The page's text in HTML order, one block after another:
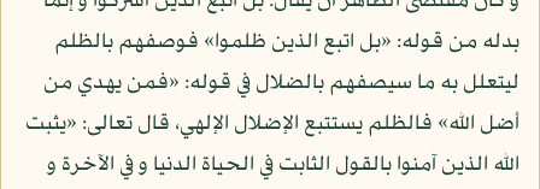
بدله من قوله: «بل اتبع الذين ظلموا» فوصفهم بالظلم
ليتعلل به ما سيصفهم بالضلال في قوله: «فمن يهدي من
أضل الله» فالظلم يستتبع الإضلال الإلهي، قال تعالى: «يثبت
الله الذين آمنوا بالقول الثابت في الحياة الدنيا و في الآخرة و